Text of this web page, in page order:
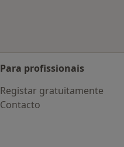
Para profissionais
Registar gratuitamente
Contacto